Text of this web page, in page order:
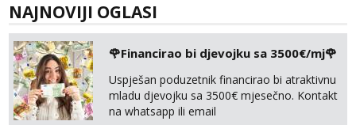
NAJNOVIJI OGLASI
🌹Financirao bi djevojku sa 3500€/mj🌹
Uspješan poduzetnik financirao bi atraktivnu
mladu djevojku sa 3500€ mjesečno. Kontakt
na whatsapp ili email